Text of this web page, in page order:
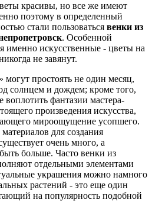
красивы, но все же имеют
поэтому в определенный
стали пользоваться венки из
. Особенной
именно искусственные - цветы на
не завянут.
могут простоять не один месяц,
солнцем и дождем; кроме того,
фантазии мастера-
произведения искусства,
мироощущение усопшего.
для создания
очень много, а
больше. Часто венки из
отдельными элементами
украшения можно намного
растений - это еще один
на популярность подобной